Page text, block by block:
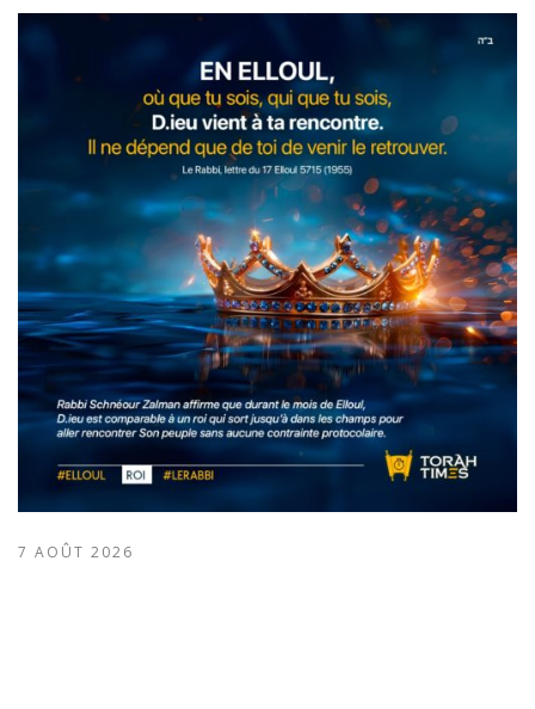
7 AOÛT 2026